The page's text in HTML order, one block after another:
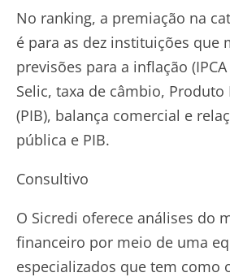
No ranking, a premiação na
é para as dez instituições que
previsões para a inflação (IPCA
Selic, taxa de câmbio,
(PIB), balança comercial e
pública e PIB.
Consultivo
O Sicredi oferece análises do
financeiro por meio de uma
especializados que tem como